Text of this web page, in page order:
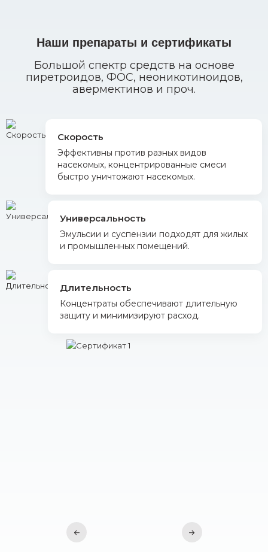
Наши препараты и сертификаты
Большой спектр средств на основе
пиретроидов, ФОС, неоникотиноидов,
авермектинов и проч.
Скорость
Эффективны против разных видов
насекомых, концентрированные смеси
быстро уничтожают насекомых.
Универсальность
Эмульсии и суспензии подходят для жилых
и промышленных помещений.
Длительность
Концентраты обеспечивают длительную
защиту и минимизируют расход.